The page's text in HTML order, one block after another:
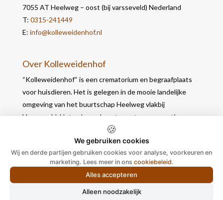
7055 AT Heelweg – oost (bij varsseveld) Nederland
T: 0315-241449
E: info@kolleweidenhof.nl
Over Kolleweidenhof
“Kolleweidenhof“ is een crematorium en begraafplaats
voor huisdieren. Het is gelegen in de mooie landelijke
omgeving van het buurtschap Heelweg vlakbij
Varsseveld. Het gebouw bevat naast een crematie- en
werkruimte, 2 opbaarruimtes waar u in alle rust nog
afscheid kunt nemen.
🍪
We gebruiken cookies
Wij en derde partijen gebruiken cookies voor analyse, voorkeuren en
marketing. Lees meer in ons cookiebeleid.
Alles accepteren
Alleen noodzakelijk